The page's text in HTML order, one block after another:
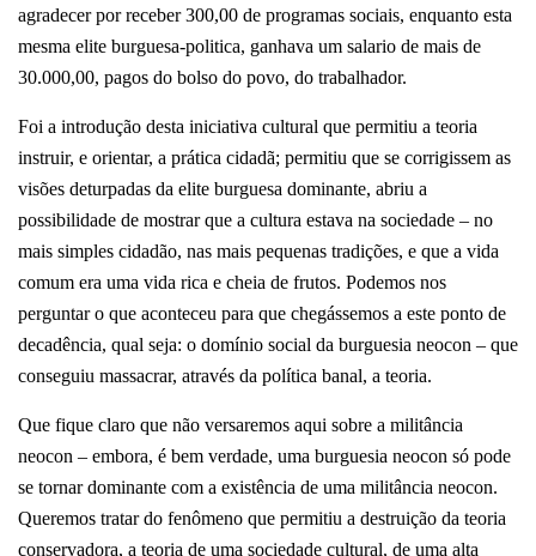
agradecer por receber 300,00 de programas sociais, enquanto esta
mesma elite burguesa-politica, ganhava um salario de mais de
30.000,00, pagos do bolso do povo, do trabalhador.
Foi a introdução desta iniciativa cultural que permitiu a teoria
instruir, e orientar, a prática cidadã; permitiu que se corrigissem as
visões deturpadas da elite burguesa dominante, abriu a
possibilidade de mostrar que a cultura estava na sociedade – no
mais simples cidadão, nas mais pequenas tradições, e que a vida
comum era uma vida rica e cheia de frutos. Podemos nos
perguntar o que aconteceu para que chegássemos a este ponto de
decadência, qual seja: o domínio social da burguesia neocon – que
conseguiu massacrar, através da política banal, a teoria.
Que fique claro que não versaremos aqui sobre a militância
neocon – embora, é bem verdade, uma burguesia neocon só pode
se tornar dominante com a existência de uma militância neocon.
Queremos tratar do fenômeno que permitiu a destruição da teoria
conservadora, a teoria de uma sociedade cultural, de uma alta